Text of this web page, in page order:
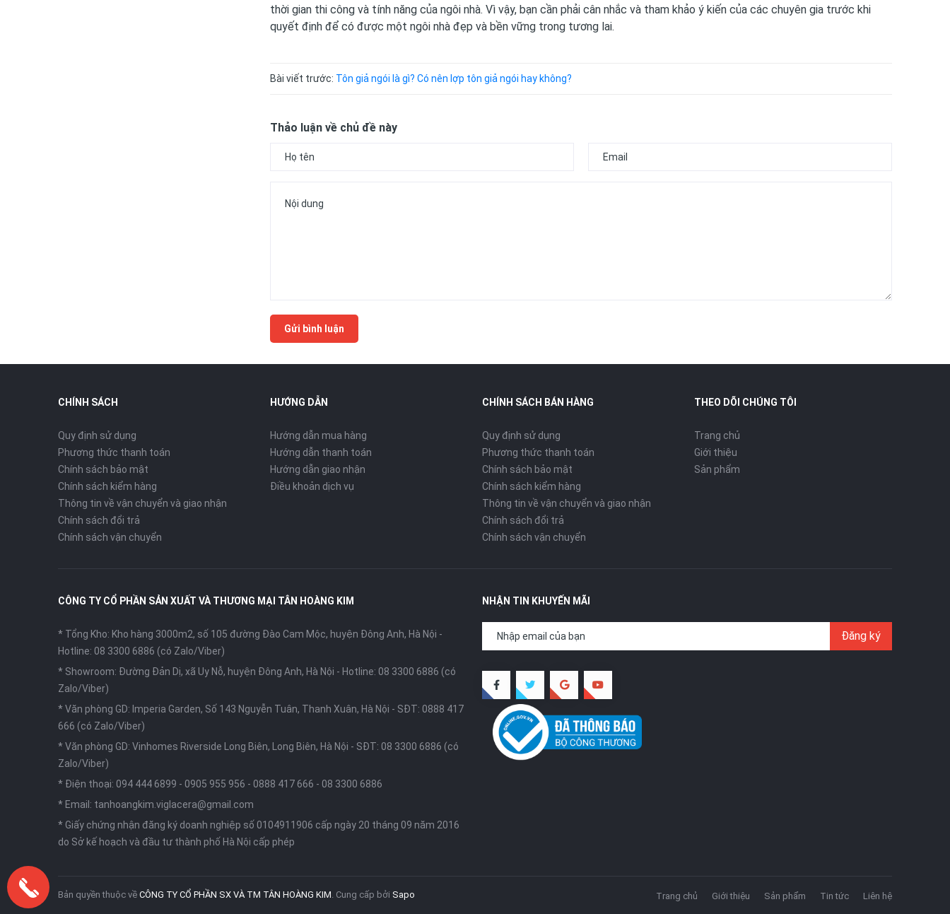
thời gian thi công và tính năng của ngôi nhà. Vì vậy, bạn cần phải cân nhắc và tham khảo ý kiến của các chuyên gia trước khi
quyết định để có được một ngôi nhà đẹp và bền vững trong tương lai.
Bài viết trước: Tôn giả ngói là gì? Có nên lợp tôn giả ngói hay không?
Thảo luận về chủ đề này
Gửi bình luận
CHÍNH SÁCH
Quy định sử dụng
Phương thức thanh toán
Chính sách bảo mật
Chính sách kiểm hàng
Thông tin về vận chuyển và giao nhận
Chính sách đổi trả
Chính sách vận chuyển
HƯỚNG DẪN
Hướng dẫn mua hàng
Hướng dẫn thanh toán
Hướng dẫn giao nhận
Điều khoản dịch vụ
CHÍNH SÁCH BÁN HÀNG
Quy định sử dụng
Phương thức thanh toán
Chính sách bảo mật
Chính sách kiểm hàng
Thông tin về vận chuyển và giao nhận
Chính sách đổi trả
Chính sách vận chuyển
THEO DÕI CHÚNG TÔI
Trang chủ
Giới thiệu
Sản phẩm
CÔNG TY CỔ PHẦN SẢN XUẤT VÀ THƯƠNG MẠI TÂN HOÀNG KIM
* Tổng Kho: Kho hàng 3000m2, số 105 đường Đào Cam Mộc, huyện Đông Anh, Hà Nội -
Hotline: 08 3300 6886 (có Zalo/Viber)
* Showroom: Đường Đản Dị, xã Uy Nỗ, huyện Đông Anh, Hà Nội - Hotline: 08 3300 6886 (có
Zalo/Viber)
* Văn phòng GD: Imperia Garden, Số 143 Nguyễn Tuân, Thanh Xuân, Hà Nội - SĐT: 0888 417
666 (có Zalo/Viber)
* Văn phòng GD: Vinhomes Riverside Long Biên, Long Biên, Hà Nội - SĐT: 08 3300 6886 (có
Zalo/Viber)
* Điện thoại: 094 444 6899 - 0905 955 956 - 0888 417 666 - 08 3300 6886
* Email: tanhoangkim.viglacera@gmail.com
* Giấy chứng nhận đăng ký doanh nghiệp số 0104911906 cấp ngày 20 tháng 09 năm 2016
do Sở kế hoạch và đầu tư thành phố Hà Nội cấp phép
NHẬN TIN KHUYẾN MÃI
Đăng ký
Bản quyền thuộc về CÔNG TY CỔ PHẦN SX VÀ TM TÂN HOÀNG KIM. Cung cấp bởi Sapo Trang chủ Giới thiệu Sản phẩm Tin tức Liên hệ